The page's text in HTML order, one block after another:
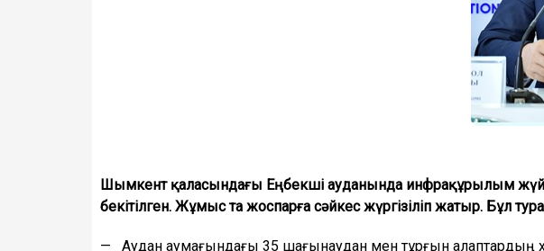
Шымкент қаласындағы Еңбекші ауданында инфрақұрылым
бекітілген. Жұмыс та жоспарға сәйкес жүргізіліп жатыр. Бұл
— Аудан аумағындағы 35 шағынаудан мен тұрғын алаптардың